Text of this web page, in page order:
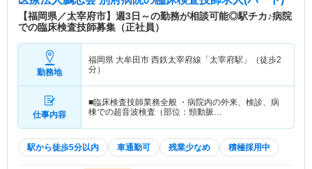
【福岡県／太宰府市】週3日～の勤務が相談可能◎駅チカ♪病院
での臨床検査技師募集（正社員）
勤務地
福岡県 大牟田市 西鉄太宰府線「太宰府駅」（徒歩2
分）
仕事内容
■臨床検査技師業務全般 ・病院内の外来、検診、病
棟での超音波検査（部位：頸動脈…
駅から徒歩5分以内 車通勤可 残業少なめ 積極採用中